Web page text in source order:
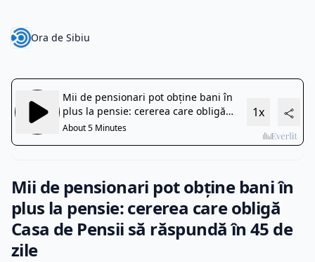
Ora de Sibiu
Mii de pensionari pot obține bani în
plus la pensie: cererea care obligă
Casa de Pensii să răspundă în 45 de
zile